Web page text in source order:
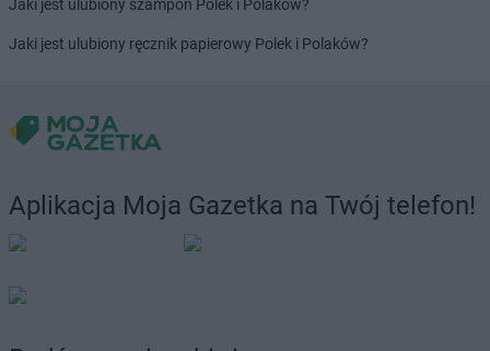
Jaki jest ulubiony szampon Polek i Polaków?
Jaki jest ulubiony ręcznik papierowy Polek i Polaków?
Aplikacja Moja Gazetka na Twój telefon!